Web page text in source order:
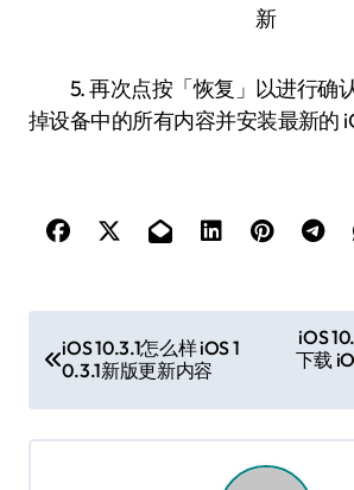
5. 再次点按「恢复」以进行确认
掉设备中的所有内容并安装最新的
章
导
航
iOS 10.3.1怎么样 iOS 1
0.3.1新版更新内容
iOS
下载